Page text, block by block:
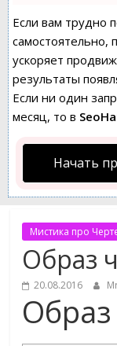
Если вам трудно
самостоятельно,
ускоряет
результаты
Если ни один
месяц, то в
Начать
Мистика про
Образ
20.08.2016